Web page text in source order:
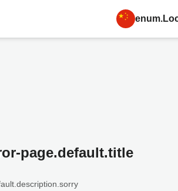
page.default.title